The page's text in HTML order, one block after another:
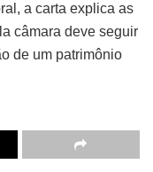
a carta explica as
câmara deve seguir
de um patrimônio